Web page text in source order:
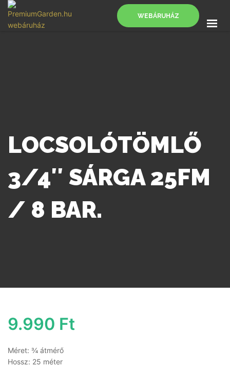
WEBÁRUHÁZ
LOCSOLÓTÖMLŐ
3/4″ SÁRGA 25FM
/ 8 BAR.
9.990 Ft
Méret: ¾ átmérő
Hossz: 25 méter